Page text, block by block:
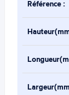
Référence :